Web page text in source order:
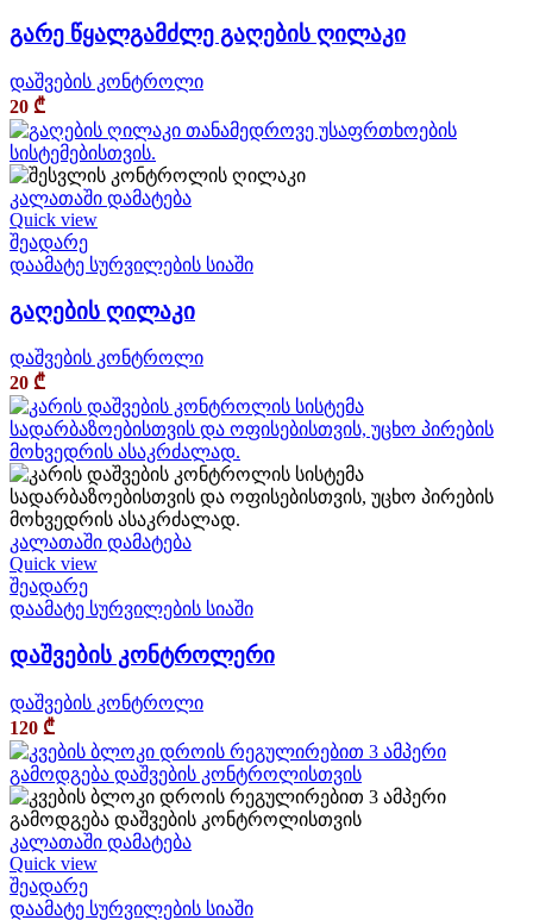
გარე წყალგამძლე გაღების ღილაკი
დაშვების კონტროლი
20 ₾
კალათაში დამატება
Quick view
შეადარე
დაამატე სურვილების სიაში
გაღების ღილაკი
დაშვების კონტროლი
20 ₾
კალათაში დამატება
Quick view
შეადარე
დაამატე სურვილების სიაში
დაშვების კონტროლერი
დაშვების კონტროლი
120 ₾
კალათაში დამატება
Quick view
შეადარე
დაამატე სურვილების სიაში